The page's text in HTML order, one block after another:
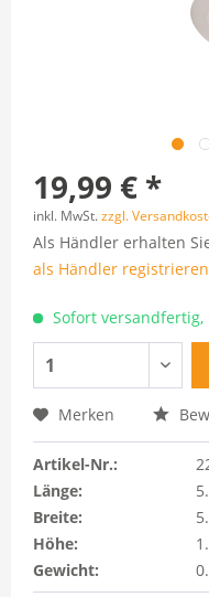
19,99 € *
inkl. MwSt.zzgl.
Als Händler erhalten
als Händler registrieren
Sofort versandfertig,
Merken
Artikel-Nr.:
Länge:
Breite:
Höhe:
Gewicht: